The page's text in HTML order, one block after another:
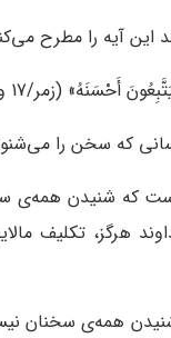
آیه را مطرح
أَحْسَنَهُ» (زمر/17 و 18)
که سخن را
که شنیدن همه‌ی
هرگز، تکلیف
همه‌ی سخنان